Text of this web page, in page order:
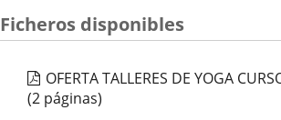
Ficheros disponibles
OFERTA TALLERES DE YOGA
(2 páginas)